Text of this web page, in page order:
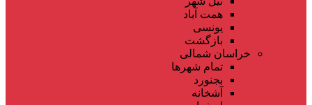
همت آباد
یونسی
بازگشت
خراسان شمالی
تمام شهر‌ها
بجنورد
آشخانه